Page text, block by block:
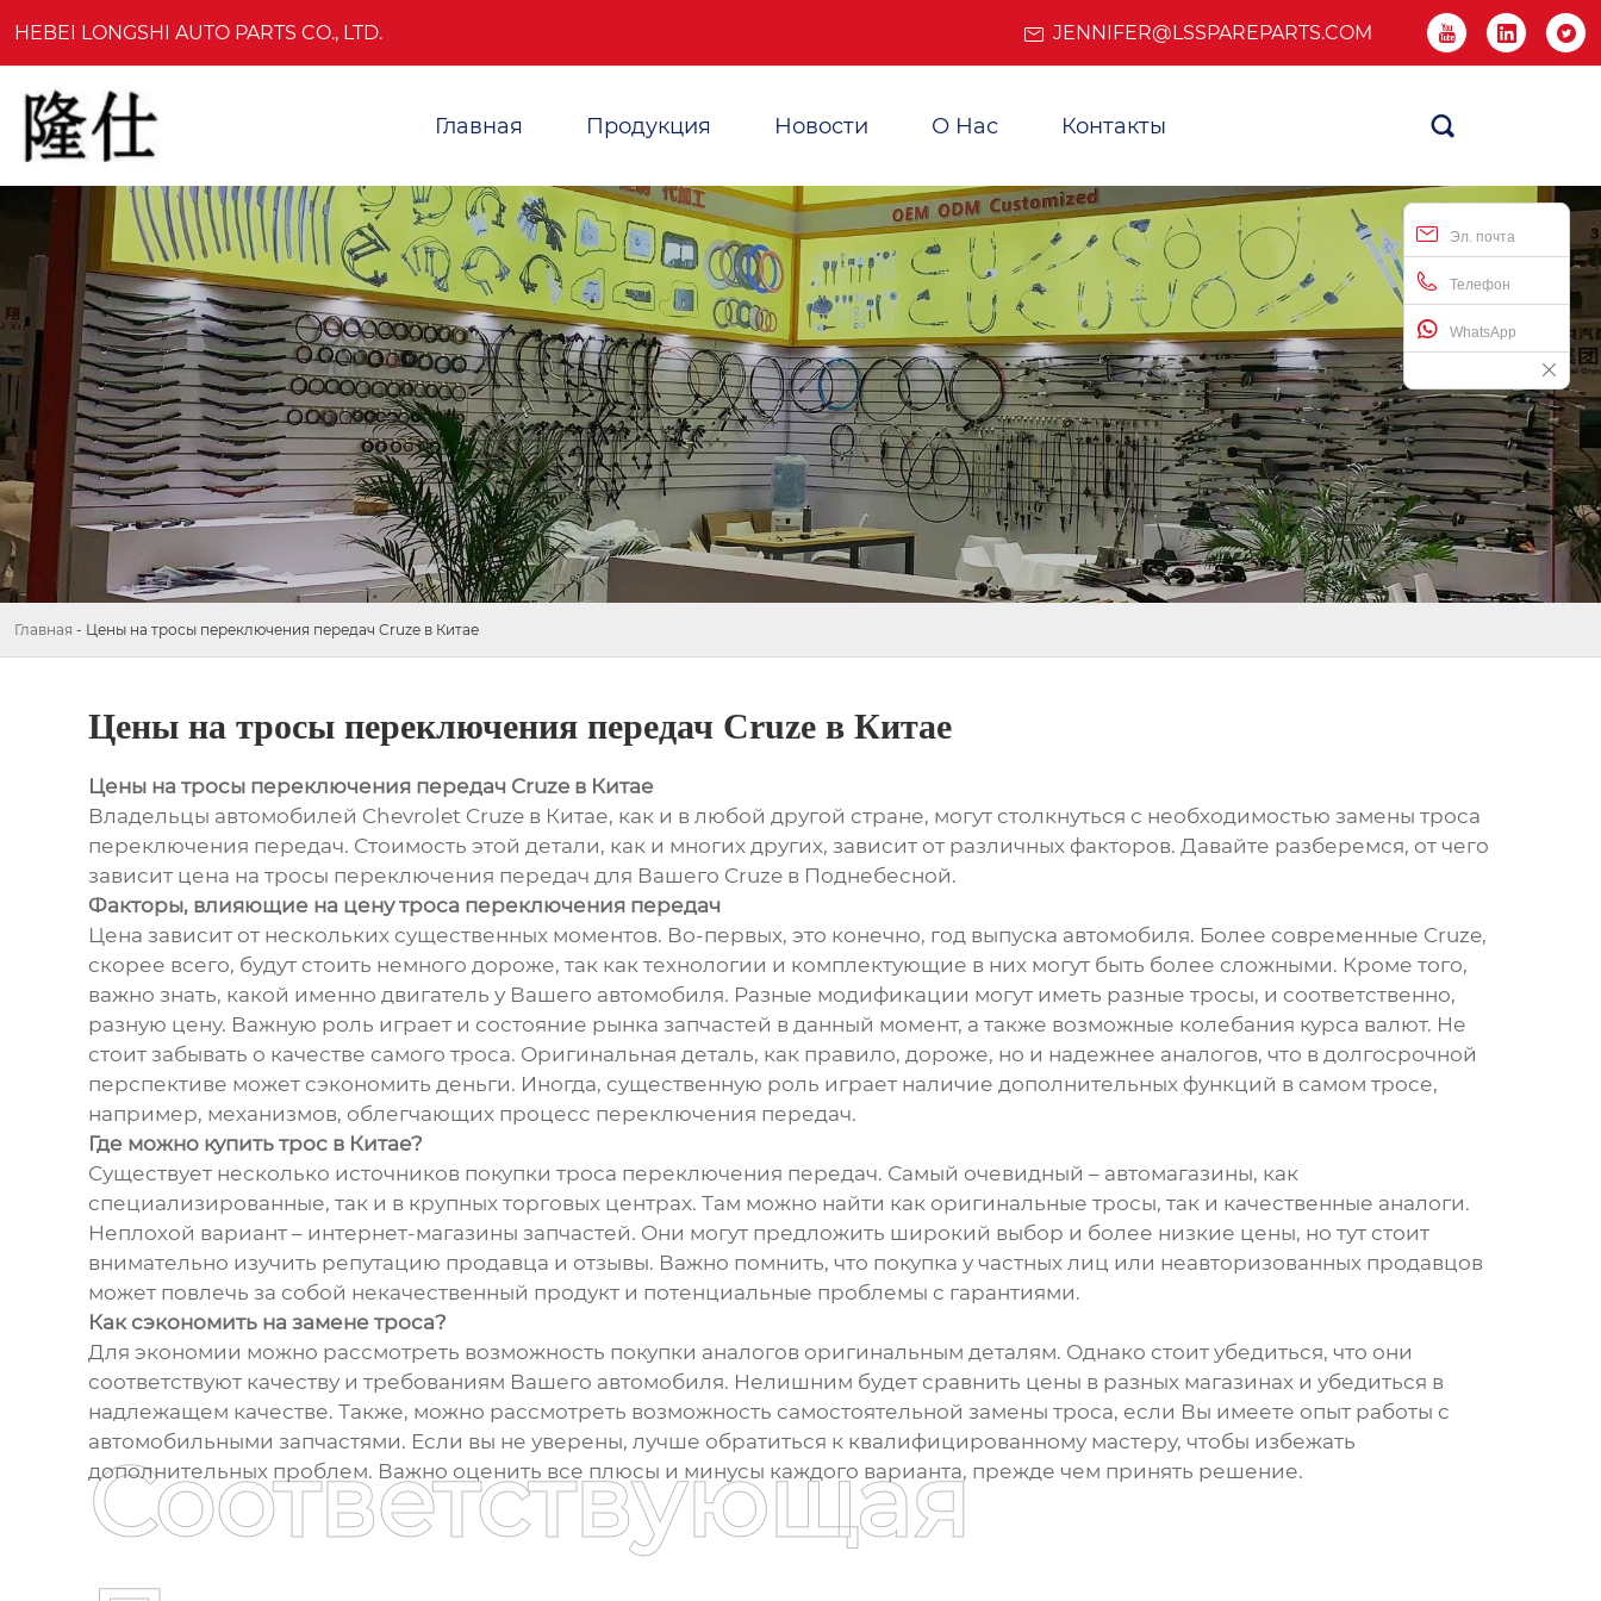
HEBEI LONGSHI AUTO PARTS CO., LTD. JENNIFER@LSSPAREPARTS.COM   
Главная Продукция Новости О Нас Контакты 
Эл. почта
Телефон
WhatsApp
Главная - Цены на тросы переключения передач Cruze в Китае
Цены на тросы переключения передач Cruze в Китае
Цены на тросы переключения передач Cruze в Китае
Владельцы автомобилей Chevrolet Cruze в Китае, как и в любой другой стране, могут столкнуться с необходимостью замены троса
переключения передач. Стоимость этой детали, как и многих других, зависит от различных факторов. Давайте разберемся, от чего
зависит цена на тросы переключения передач для Вашего Cruze в Поднебесной.
Факторы, влияющие на цену троса переключения передач
Цена зависит от нескольких существенных моментов. Во-первых, это конечно, год выпуска автомобиля. Более современные Cruze,
скорее всего, будут стоить немного дороже, так как технологии и комплектующие в них могут быть более сложными. Кроме того,
важно знать, какой именно двигатель у Вашего автомобиля. Разные модификации могут иметь разные тросы, и соответственно,
разную цену. Важную роль играет и состояние рынка запчастей в данный момент, а также возможные колебания курса валют. Не
стоит забывать о качестве самого троса. Оригинальная деталь, как правило, дороже, но и надежнее аналогов, что в долгосрочной
перспективе может сэкономить деньги. Иногда, существенную роль играет наличие дополнительных функций в самом тросе,
например, механизмов, облегчающих процесс переключения передач.
Где можно купить трос в Китае?
Существует несколько источников покупки троса переключения передач. Самый очевидный – автомагазины, как
специализированные, так и в крупных торговых центрах. Там можно найти как оригинальные тросы, так и качественные аналоги.
Неплохой вариант – интернет-магазины запчастей. Они могут предложить широкий выбор и более низкие цены, но тут стоит
внимательно изучить репутацию продавца и отзывы. Важно помнить, что покупка у частных лиц или неавторизованных продавцов
может повлечь за собой некачественный продукт и потенциальные проблемы с гарантиями.
Как сэкономить на замене троса?
Для экономии можно рассмотреть возможность покупки аналогов оригинальным деталям. Однако стоит убедиться, что они
соответствуют качеству и требованиям Вашего автомобиля. Нелишним будет сравнить цены в разных магазинах и убедиться в
надлежащем качестве. Также, можно рассмотреть возможность самостоятельной замены троса, если Вы имеете опыт работы с
автомобильными запчастями. Если вы не уверены, лучше обратиться к квалифицированному мастеру, чтобы избежать
дополнительных проблем. Важно оценить все плюсы и минусы каждого варианта, прежде чем принять решение.
Соответствующая